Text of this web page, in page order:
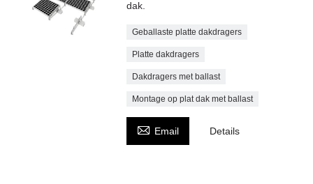
dak.
Geballaste platte dakdragers
Platte dakdragers
Dakdragers met ballast
Montage op plat dak met ballast
 Email Details